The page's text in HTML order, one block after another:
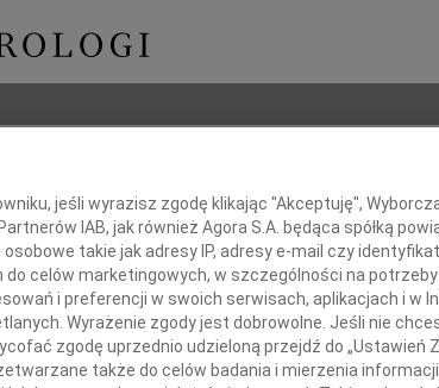
Imię i
INNE
Z
jeśli wyrazisz zgodę klikając "Akceptuję",
IAB, jak również Agora S.A. będąca spółką
takie jak adresy IP, adresy e-mail czy
celów marketingowych, w szczególności na
i preferencji w swoich serwisach, aplikacjach i w
Wyrażenie zgody jest dobrowolne. Jeśli nie
zgodę uprzednio udzieloną przejdź do „Ustawień
także do celów badania i mierzenia